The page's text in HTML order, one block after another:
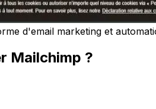
d'email marketing et
Mailchimp ?